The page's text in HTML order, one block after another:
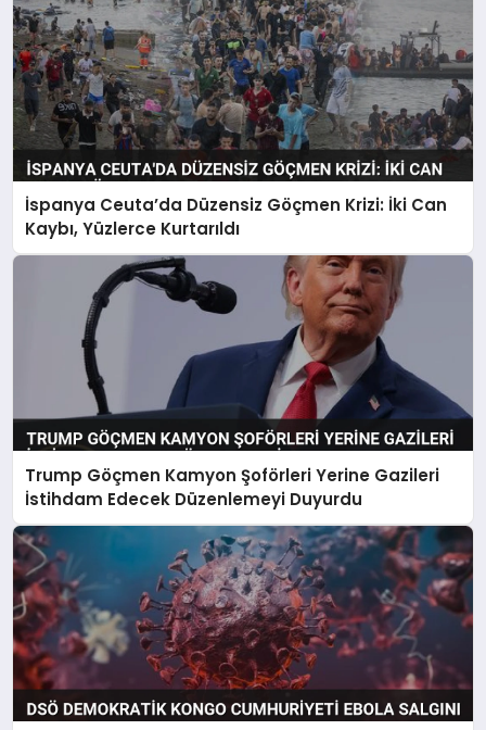
İspanya Ceuta’da Düzensiz Göçmen Krizi: İki Can
Kaybı, Yüzlerce Kurtarıldı
Trump Göçmen Kamyon Şoförleri Yerine Gazileri
İstihdam Edecek Düzenlemeyi Duyurdu